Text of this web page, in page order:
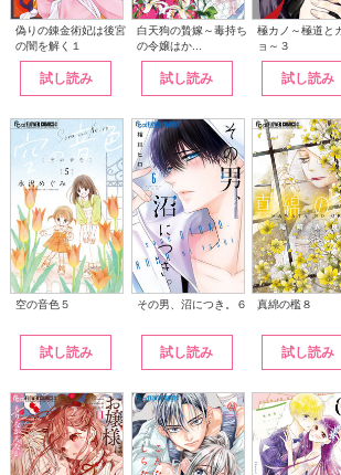
偽りの錬金術妃は後宮
の闇を解く１
試し読み
白天狗の贄嫁～毒持ち
の令嬢はか...
試し読み
極カノ～極道と
ョ～３
試し読み
空の音色５
試し読み
その男、沼につき。６
試し読み
真綿の檻８
試し読み